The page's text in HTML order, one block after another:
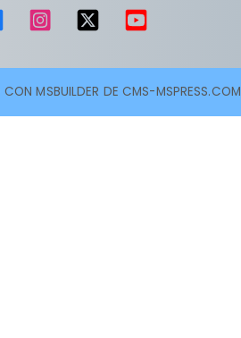
MSBUILDER DE CMS-MSPRESS.COM